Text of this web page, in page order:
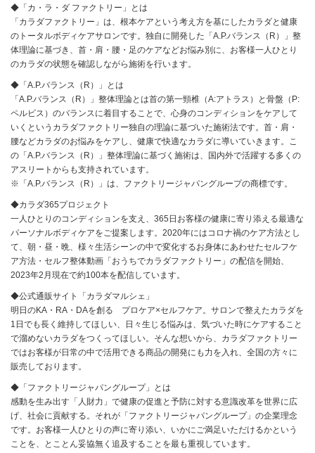
◆「カ・ラ・ダ ファクトリー」とは
「カラダファクトリー」は、根本ケアという考え方を基にしたカラダと健康
のトータルボディケアサロンです。独自に開発した「A.P.バランス（R）」整
体理論に基づき、首・肩・腰・足のケアなどお悩み別に、お客様一人ひとり
のカラダの状態を確認しながら施術を行います。
◆「A.P.バランス（R）」とは
「A.P.バランス（R）」整体理論とは首の第一頸椎（A:アトラス）と骨盤（P:
ペルビス）のバランスに着目することで、心身のコンディションをケアして
いくというカラダファクトリー独自の理論に基づいた施術法です。首・肩・
腰などカラダのお悩みをケアし、健康で快適なカラダに導いていきます。こ
の「A.P.バランス（R）」整体理論に基づく施術は、国内外で活躍する多くの
アスリートからも支持されています。
※「A.P.バランス（R）」は、ファクトリージャパングループの商標です。
◆カラダ365プロジェクト
一人ひとりのコンディションを支え、365日お客様の健康に寄り添える最適な
パーソナルボディケアをご提案します。2020年にはコロナ禍のケア方法とし
て、朝・昼・晩、様々生活シーンの中で変化するお身体にあわせたセルフケ
ア方法・セルフ整体動画「おうちでカラダファクトリー」の配信を開始、
2023年2月現在で約100本を配信しています。
◆公式通販サイト「カラダマルシェ」
明日のKA・RA・DAを創る プロケア×セルフケア。サロンで整えたカラダを
1日でも長く維持してほしい、日々生じる悩みは、気づいた時にケアすること
で溜めないカラダをつくってほしい。そんな想いから、カラダファクトリー
ではお客様が日常の中で活用できる商品の開発にも力を入れ、全国の方々に
販売しております。
◆「ファクトリージャパングループ」とは
感動を生み出す「人財力」で健康の促進と予防に対する意識改革を世界に広
げ、社会に貢献する。それが「ファクトリージャパングループ」の企業理念
です。お客様一人ひとりの声に寄り添い、いかにご満足いただけるかという
ことを、とことん妥協無く追及することを最も重視しています。